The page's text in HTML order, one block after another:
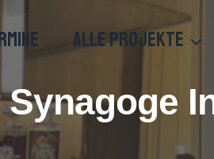
ALLE PROJEKTE